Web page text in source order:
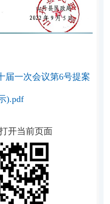
届一次会议第6号提案
).pdf
开当前页面